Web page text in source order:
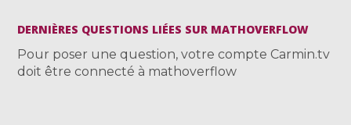
DERNIÈRES QUESTIONS LIÉES SUR MATHOVERFLOW
Pour poser une question, votre compte Carmin.tv
doit être connecté à mathoverflow